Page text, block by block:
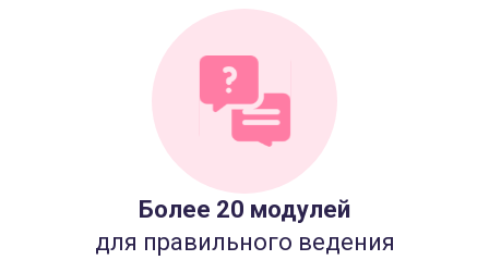
Более 20 модулей
для правильного ведения